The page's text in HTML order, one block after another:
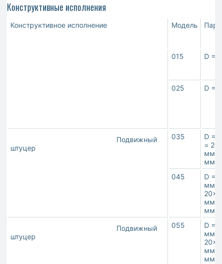
Конструктивные исполнения
Конструктивное исполнение Модель
015 D =
025 D =
Подвижный
штуцер
035
D =
=
мм
045
D =
мм
Подвижный
штуцер
055
D =
мм